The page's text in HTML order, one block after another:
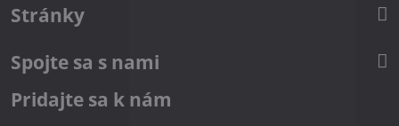
Stránky
Spojte sa s nami
Pridajte sa k nám